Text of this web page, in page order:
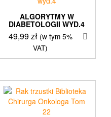
ALGORYTMY W
DIABETOLOGII WYD.4
49,99zł (w tym 5%
VAT)